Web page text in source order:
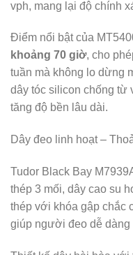
vph, mang lại độ chính
Điểm nổi bật của
khoảng 70 giờ, cho
tuần mà không lo dừng
dây tóc silicon chống từ
tăng độ bền lâu dài.
Dây đeo linh hoạt –
Tudor Black Bay
thép 3 mối, dây cao su
thép với khóa gập chắc
giúp người đeo dễ dàng